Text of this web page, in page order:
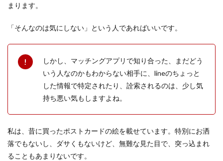
まります。
「そんなのは気にしない」という人であればいいです。
しかし、マッチングアプリで知り合った、まだどう
いう人なのかもわからない相手に、lineのちょっと
した情報で特定されたり、詮索されるのは、少し気
持ち悪い気もしますよね。
私は、昔に買ったポストカードの絵を載せています。特別にお洒
落でもないし、ダサくもないけど、無難な見た目で、突っ込まれ
ることもあまりないです。